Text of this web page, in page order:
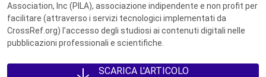
Association, Inc (PILA), associazione indipendente e non profit per
facilitare (attraverso i servizi tecnologici implementati da
CrossRef.org) l’accesso degli studiosi ai contenuti digitali nelle
pubblicazioni professionali e scientifiche.
SCARICA L'ARTICOLO